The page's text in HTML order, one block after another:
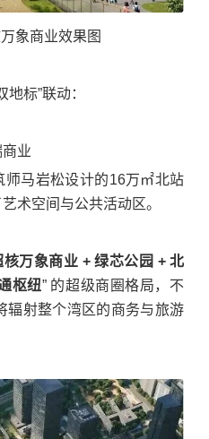
象商业效果图
标”联动：
业
师马岩松设计的16万㎡北站
术空间与公共活动区。
核万象商业 + 绿芯公园 + 北
枢纽” 的超级商圈格局，不
辐射整个湾区的商务与旅游